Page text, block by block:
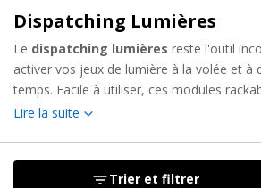
Dispatching Lumières
Le dispatching lumières reste l'outil
activer vos jeux de lumière à la volée et à
temps. Facile à utiliser, ces modules
plusieurs variantes pour tous les budgets,
multicolore, projecteur PAR, moteur pour
Lire la suite
Trier et filtrer